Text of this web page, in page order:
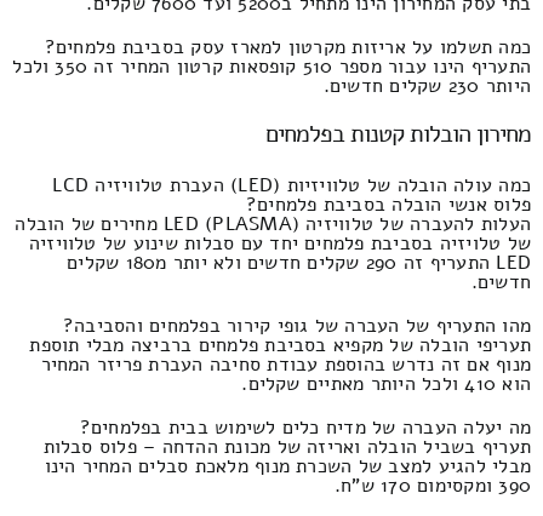
כמה תשלמו על אריזות מקרטון למארז עסק בסביבת פלמחים?
התעריף הינו עבור מספר 510 קופסאות קרטון המחיר זה 350 ולכל
היותר 230 שקלים חדשים.
מחירון הובלות קטנות בפלמחים
כמה עולה הובלה של טלוויזיות (LED) העברת טלוויזיה LCD
פלוס אנשי הובלה בסביבת פלמחים?
העלות להעברה של טלוויזיה LED (PLASMA) מחירים של הובלה
של טלויזיה בסביבת פלמחים יחד עם סבלות שינוע של טלוויזיה
LED התעריף זה 290 שקלים חדשים ולא יותר מ180 שקלים
חדשים.
מהו התעריף של העברה של גופי קירור בפלמחים והסביבה?
תעריפי הובלה של מקפיא בסביבת פלמחים ברביצה מבלי תוספת
מנוף אם זה נדרש בהוספת עבודת סחיבה העברת פריזר המחיר
הוא 410 ולכל היותר מאתיים שקלים.
מה יעלה העברה של מדיח כלים לשימוש בבית בפלמחים?
תעריף בשביל הובלה ואריזה של מכונת ההדחה – פלוס סבלות
מבלי להגיע למצב של השכרת מנוף מלאכת סבלים המחיר הינו
390 ומקסימום 170 ש"ח.